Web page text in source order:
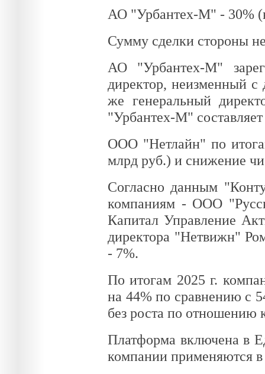
АО "Урбантех-М" - 30%
Сумму сделки стороны
АО "Урбантех-М"
директор, неизменный
же генеральный
"Урбантех-М"
ООО "Нетлайн" по
млрд руб.) и снижение
Согласно данным
компаниям - ООО
Капитал Управление
директора "Нетвижн"
- 7%.
По итогам 2025 г.
на 44% по сравнению с
без роста по отношению
Платформа включена в
компании применяются